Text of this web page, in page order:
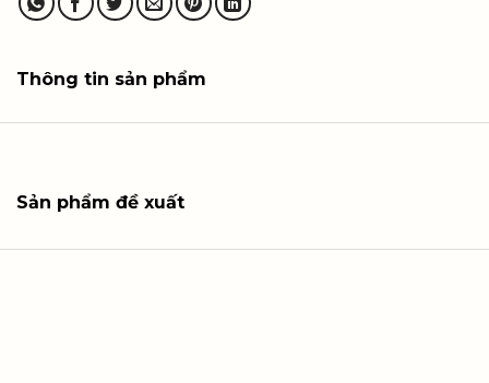
Thông tin sản phẩm
Sản phẩm đề xuất